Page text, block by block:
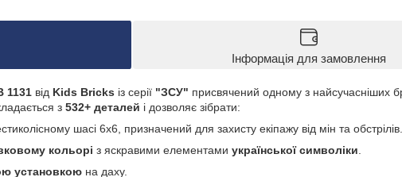
Інформація для замовлення
1131 від Kids Bricks із серії "ЗСУ" присвячений одному з найсучасніших
з 532+ деталей і дозволяє зібрати:
шасі 6x6, призначений для захисту екіпажу від мін та обстрілів.
кольорі з яскравими елементами української символіки
установкою на даху.